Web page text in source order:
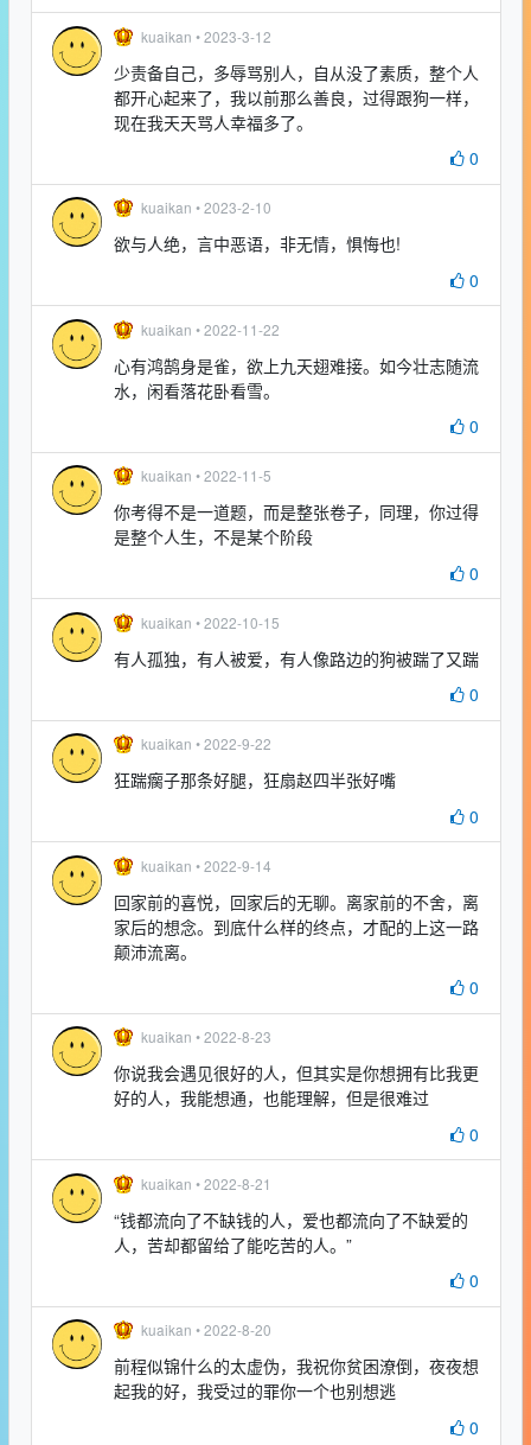
kuaikan •2023-3-12
少责备自己，多辱骂别人，自从没了素质，整个人
都开心起来了，我以前那么善良，过得跟狗一样，
现在我天天骂人幸福多了。
0
kuaikan •2023-2-10
欲与人绝，言中恶语，非无情，惧悔也!
0
kuaikan •2022-11-22
心有鸿鹄身是雀，欲上九天翅难接。如今壮志随流
水，闲看落花卧看雪。
0
kuaikan •2022-11-5
你考得不是一道题，而是整张卷子，同理，你过得
是整个人生，不是某个阶段
0
kuaikan •2022-10-15
有人孤独，有人被爱，有人像路边的狗被踹了又踹
0
kuaikan •2022-9-22
狂踹瘸子那条好腿，狂扇赵四半张好嘴
0
kuaikan •2022-9-14
回家前的喜悦，回家后的无聊。离家前的不舍，离
家后的想念。到底什么样的终点，才配的上这一路
颠沛流离。
0
kuaikan •2022-8-23
你说我会遇见很好的人，但其实是你想拥有比我更
好的人，我能想通，也能理解，但是很难过
0
kuaikan •2022-8-21
“钱都流向了不缺钱的人，爱也都流向了不缺爱的
人，苦却都留给了能吃苦的人。”
0
kuaikan •2022-8-20
前程似锦什么的太虚伪，我祝你贫困潦倒，夜夜想
起我的好，我受过的罪你一个也别想逃
0